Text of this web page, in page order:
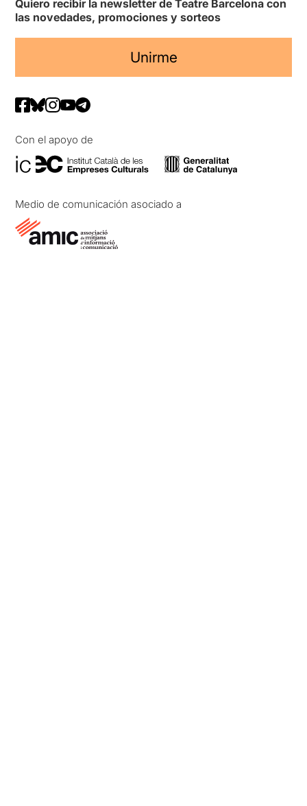
Quiero recibir la newsletter de Teatre Barcelona con
las novedades, promociones y sorteos
Unirme
Con el apoyo de
Medio de comunicación asociado a